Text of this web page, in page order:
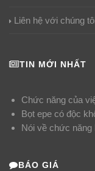
Liên hệ với chúng
TIN MỚI NHẤT
Chức năng của
Bọt epe có độc
Nói về chức năng
BÁO GIÁ